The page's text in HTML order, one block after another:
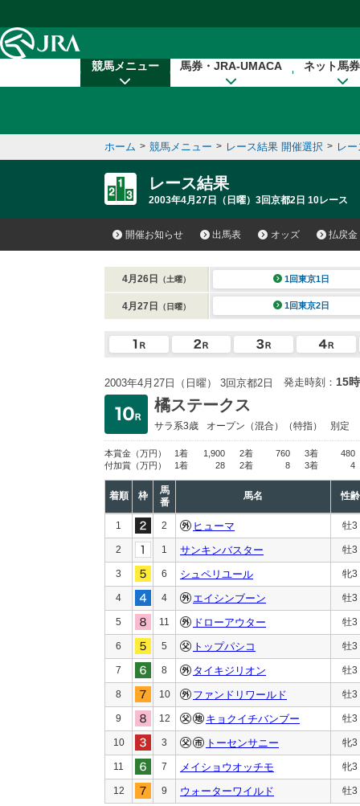
競馬メニュー 馬券・JRA-UMACA ネット馬
ホーム > 競馬メニュー > レース結果 開催選択 > レ
レース結果
2003年4月27日（日曜）3回京都2日 10レース
開催お知らせ 出馬表 オッズ 払戻金
4月26日 （土曜） 1回東京1日
4月27日 （日曜） 1回東京2日
2003年4月27日（日曜） 3回京都2日 発走時刻： 15
橘ステークス
サラ系3歳 オープン （混合）（特指） 別定
本賞金 （万円） 1着 1,900 2着 760 3着
480
付加賞 （万円） 1着 28 2着 8 3着 4
着順 枠
馬
番
馬名 性齢
1 2 ヒューマ 牡3
2 1 サンキンバスター 牡3
3 6 シュペリユール 牝3
4 4 エイシンブーン 牡3
5 11 ドローアウター 牡3
6 5 トップパシコ 牡3
7 8 タイキジリオン 牡3
8 10 ファンドリワールド 牡3
9 12 キョクイチバンブー 牡3
10 3 トーセンサニー 牝3
11 7 メイショウオッチモ 牝3
12 9 ウォーターワイルド 牡3